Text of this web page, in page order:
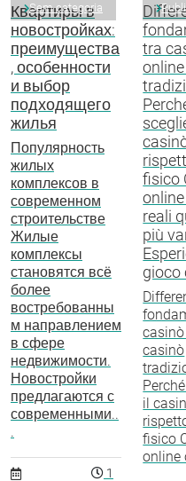
Sem categoria
Квартиры в
новостройках:
преимущества
, особенности
и выбор
подходящего
жилья
Популярность
жилых
комплексов в
современном
строительстве
Жилые
комплексы
становятся всё
более
востребованны
м направлением
в сфере
недвижимости.
Новостройки
предлагаются с
современными..
.
1
tra
fisico
reali
più
gioco
casinò
il
fisico
online